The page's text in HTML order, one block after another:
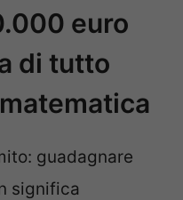
euro
di tutto
guadagnare
significa